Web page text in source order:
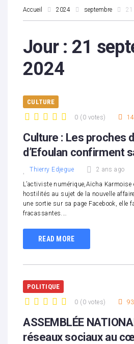
Accueil 2024 septembre 21
Jour : 21
2024
CULTURE
0 ( 0 votes)
Culture : Les proches
d’Efoulan confirment
Thierry Edjegue 2 ans ago
L’activiste numérique,Aïcha Karmoise
hostilités au sujet de la nouvelle
une sortie sur sa page Facebook, elle
fracassantes.…
READ MORE
POLITIQUE
0 ( 0 votes)
ASSEMBLÉE
réseaux sociaux au